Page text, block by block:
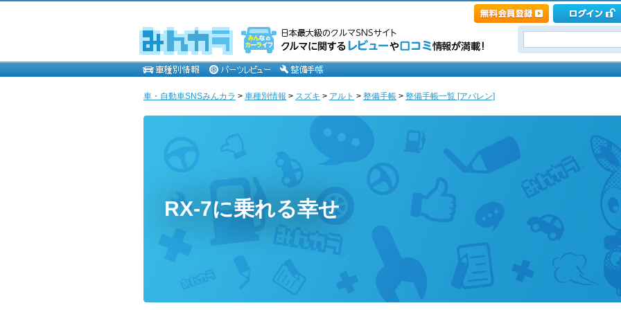
車・自動車SNSみんカラ > 車種別情報 > スズキ > アルト > 整備手帳 > 整備手帳一覧 [アバレン]
RX-7に乗れる幸せ